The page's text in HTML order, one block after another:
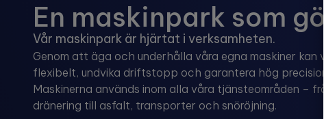
En maskinpark som
Vår maskinpark är hjärtat i verksamheten.
Genom att äga och underhålla våra egna maskiner kan
flexibelt, undvika driftstopp och garantera hög
Maskinerna används inom alla våra tjänsteområden –
dränering till asfalt, transporter och snöröjning.